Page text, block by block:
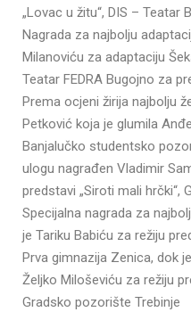
„Lovac u žitu“, DIS – Teatar
Nagrada za najbolju
Milanoviću za adaptaciju
Teatar FEDRA Bugojno za
Prema ocjeni žirija najbolju
Petković koja je glumila
Banjalučko studentsko
ulogu nagrađen Vladimir
predstavi „Siroti mali hrčki“,
Specijalna nagrada za
je Tariku Babiću za režiju
Prva gimnazija Zenica, dok
Željko Miloševiću za režiju
Gradsko pozorište Trebinje